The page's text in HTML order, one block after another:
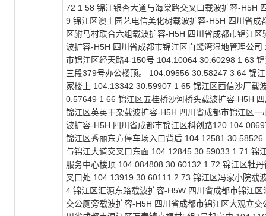
72 1 58 锦江银杏大道与海棠路交叉口载波扩容-H5H
9 锦江区澳士园艺电信美化树载波扩容-H5H 四川省
区驸马村联合六组载波扩容-H5H 四川省成都市锦江
波扩容-H5H 四川省成都市锦江区白鹭湾湿地管理公
市锦江区经天路4-150号 104.10064 30.60298 1 63
三段379号办公楼顶。 104.09556 30.58247 3 64 锦
家楼上 104.13342 30.59907 1 65 锦江区西信沙厂载
0.57649 1 66 锦江区五桂桥沙河桥头载波扩容-H5H
锦江区英英干杂载波扩容-H5H 四川省成都市锦江区
波扩容-H5H 四川省成都市锦江区科创路120
锦江区秀丽东方停车场入口背后 104.12581
与锦江大道交叉口东面 104.12845 30.59033 1 71 锦
服务中心楼顶 104.084808 30.60132 1 72 锦江区牡
叉口处 104.13919 30.60111 2 73 锦江区冯家小院载
4 锦江区汇源东路载波扩容-H5W 四川省成都市锦江
交公厕旁载波扩容-H5H 四川省成都市锦江区大观立